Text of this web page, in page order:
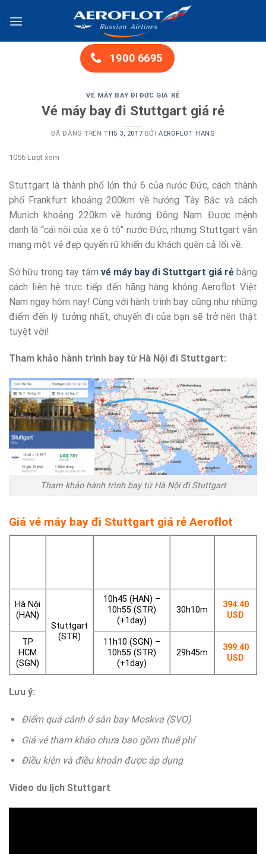
đến
1900 6695
VÉ MÁY BAY ĐI ĐỨC GIÁ RẺ
Vé máy bay đi Stuttgart giá rẻ
ĐÃ ĐĂNG TRÊN TH5 3, 2017 BỞI AEROFLOT HANG
1056 Lượt xem
Stuttgart là thành phố lớn thứ 6 của nước Đức, cách thành
phố Frankfurt khoảng 200km về hướng Tây Bắc và cách
Munich khoảng 220km về hướng Đông Nam. Được mệnh
danh là “cái nôi của xe ô tô” nước Đức, nhưng Stuttgart vẫn
mang một vẻ đẹp quyến rũ khiến du khách quên cả lối về.
Sở hữu trong tay tấm vé máy bay đi Stuttgart giá rẻ bằng
cách liên hệ trực tiếp đến hãng hàng không Aeroflot Việt
Nam ngay hôm nay! Cùng với hành trình bay cũng như những
điểm đến lý tưởng nhất, chuyến đi của bạn sẽ trở nên thật
tuyệt vời!
Tham khảo hành trình bay từ Hà Nội đi Stuttgart:
Tham khảo hành trình bay từ Hà Nội đi Stuttgart
Giá vé máy bay đi Stuttgart giá rẻ Aeroflot
Hà Nội
(HAN)
Stuttgart
(STR)
10h45 (HAN) –
10h55 (STR)
(+1day)
30h10m
394.40
USD
TP
HCM
(SGN)
11h10 (SGN) –
10h55 (STR)
(+1day)
29h45m
399.40
USD
Lưu ý:
Điểm quá cảnh ở sân bay Moskva (SVO)
Giá vé tham khảo chưa bao gồm thuế phí
Điều kiện và điều khoản được áp dụng
Video du lịch Stuttgart